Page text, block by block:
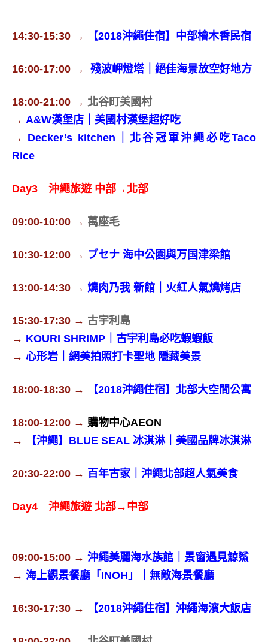
14:30-15:30 → 【2018沖繩住宿】中部檜木香民宿
16:00-17:00 → 殘波岬燈塔｜絕佳海景放空好地方
18:00-21:00 → 北谷町美國村
→ A&W漢堡店｜美國村漢堡超好吃
→ Decker’s kitchen｜北谷冠軍沖繩必吃Taco
Rice
Day3 沖繩旅遊 中部→北部
09:00-10:00 → 萬座毛
10:30-12:00 → ブセナ 海中公園與万国津梁館
13:00-14:30 → 燒肉乃我 新館｜火紅人氣燒烤店
15:30-17:30 → 古宇利島
→ KOURI SHRIMP｜古宇利島必吃蝦蝦飯
→ 心形岩｜網美拍照打卡聖地 隱藏美景
18:00-18:30 → 【2018沖繩住宿】北部大空間公寓
18:00-12:00 → 購物中心AEON
→
【沖繩】BLUE SEAL 冰淇淋｜美國品牌冰淇淋
20:30-22:00 → 百年古家｜沖繩北部超人氣美食
Day4 沖繩旅遊 北部→中部
09:00-15:00 → 沖繩美麗海水族館｜景窗遇見鯨鯊
→ 海上觀景餐廳「INOH」｜無敵海景餐廳
16:30-17:30 → 【2018沖繩住宿】沖繩海濱大飯店